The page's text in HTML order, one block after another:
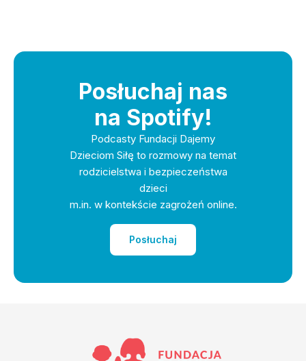
Posłuchaj nas
na Spotify!
Podcasty Fundacji Dajemy
Dzieciom Siłę to rozmowy na temat
rodzicielstwa i bezpieczeństwa
dzieci
m.in. w kontekście zagrożeń online.
Posłuchaj